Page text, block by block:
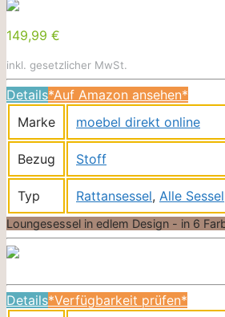
149,99 €
inkl. gesetzlicher MwSt.
Details*Auf Amazon ansehen*
Marke
moebel direkt online
Bezug Stoff
Typ Rattansessel, Alle Sessel
Loungesessel in edlem Design - in 6
Details*Verfügbarkeit prüfen*